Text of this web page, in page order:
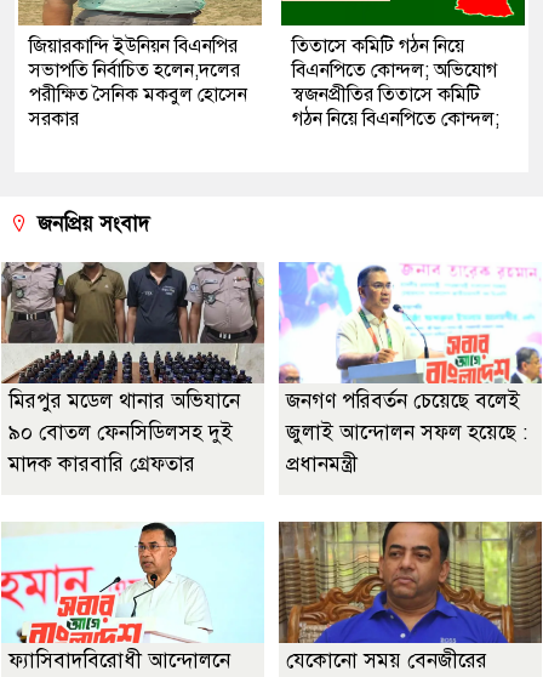
জিয়ারকান্দি ইউনিয়ন বিএনপির
সভাপতি নির্বাচিত হলেন,দলের
পরীক্ষিত সৈনিক মকবুল হোসেন
সরকার
তিতাসে কমিটি গঠন নিয়ে
বিএনপিতে কোন্দল; অভিযোগ
স্বজনপ্রীতির তিতাসে কমিটি
গঠন নিয়ে বিএনপিতে কোন্দল;
জনপ্রিয় সংবাদ
মিরপুর মডেল থানার অভিযানে
৯০ বোতল ফেনসিডিলসহ দুই
মাদক কারবারি গ্রেফতার
জনগণ পরিবর্তন চেয়েছে বলেই
জুলাই আন্দোলন সফল হয়েছে :
প্রধানমন্ত্রী
ফ্যাসিবাদবিরোধী আন্দোলনে
যেকোনো সময় বেনজীরের